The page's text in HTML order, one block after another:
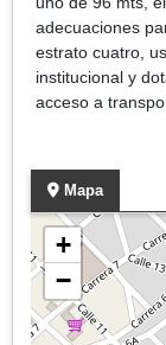
adecuaciones
estrato cuatro,
institucional y
acceso a
Mapa
+
−